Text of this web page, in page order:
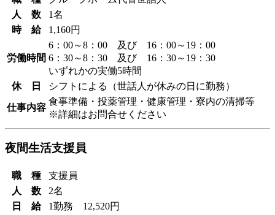
人 数
1名
時 給
1,160円
労働時間
6：00～8：00 及び 16：00～19：00
6：30～8：30 及び 16：30～19：30
いずれかの実働5時間
休 日
シフトによる（世話人が休みの日に勤務）
仕事内容
食事準備・投薬管理・健康管理・寮内の清掃等
※詳細はお問合せください
夜間生活支援員
職 種
支援員
人 数
2名
日 給
1勤務 12,520円